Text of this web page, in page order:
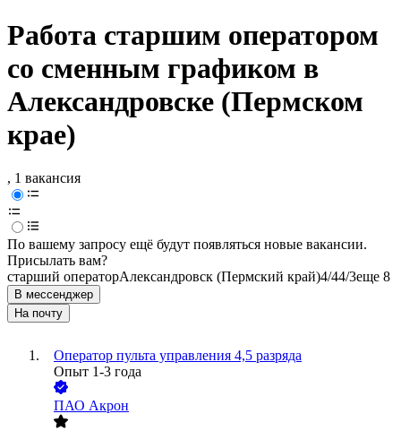
Работа старшим оператором
со сменным графиком в
Александровске (Пермском
крае)
, 1 вакансия
По вашему запросу ещё будут появляться новые вакансии.
Присылать вам?
старший операторАлександровск (Пермский край)4/44/3еще 8
В мессенджер
На почту
Оператор пульта управления 4,5 разряда
Опыт 1-3 года
ПАО Акрон